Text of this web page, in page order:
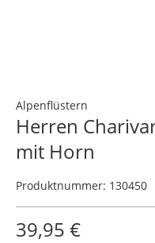
Alpenflüstern
Herren
mit Horn
Produktnummer: 130450
39,95 €